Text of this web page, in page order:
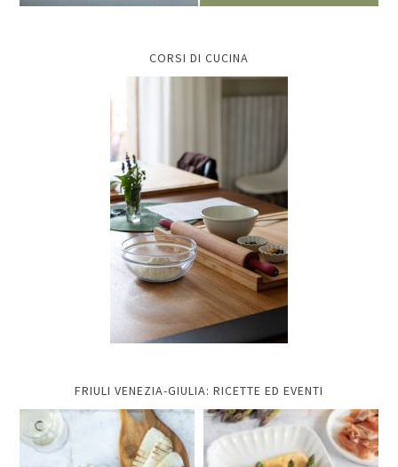
CORSI DI CUCINA
FRIULI VENEZIA-GIULIA: RICETTE ED EVENTI